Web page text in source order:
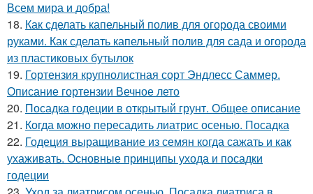
Всем мира и добра!
18. Как сделать капельный полив для огорода своими
руками. Как сделать капельный полив для сада и огорода
из пластиковых бутылок
19. Гортензия крупнолистная сорт Эндлесс Саммер.
Описание гортензии Вечное лето
20. Посадка годеции в открытый грунт. Общее описание
21. Когда можно пересадить лиатрис осенью. Посадка
22. Годеция выращивание из семян когда сажать и как
ухаживать. Основные принципы ухода и посадки
годеции